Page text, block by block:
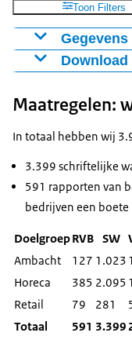
Toon Filters
Gegevens
Duidelijk
Informatie is
of
Download
Download
Maatregelen:
In totaal hebben wij
3.399 schriftelijke
591 rapporten van
bedrijven een boete
DoelgroepRVB SW
Ambacht
127 1.023
Horeca
385 2.095
Retail
79 281
Totaal
591 3.399